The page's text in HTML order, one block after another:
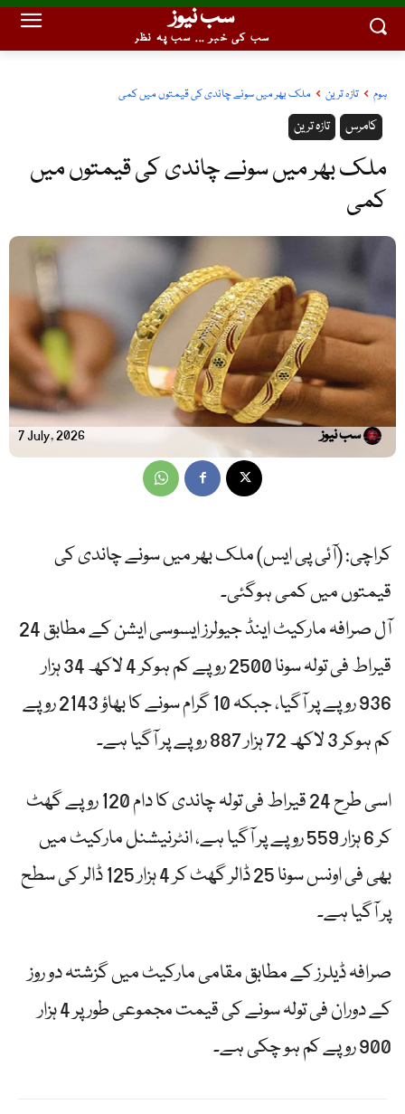
سب نیوز
سب کی خبر ... سب پہ نظر
ہوم تازہ ترین ملک بھر میں سونے چاندی کی قیمتوں میں کمی
تازہ ترین کامرس
ملک بھر میں سونے چاندی کی قیمتوں میں
کمی
7 July, 2026 سب نیوز
کراچی: (آئی پی ایس) ملک بھر میں سونے چاندی کی
قیمتوں میں کمی ہوگئی۔
آل صرافہ مارکیٹ اینڈ جیولرز ایسوسی ایشن کے مطابق 24
قیراط فی تولہ سونا 2500 روپے کم ہوکر 4 لاکھ 34 ہزار
936 روپے پر آگیا، جبکہ 10 گرام سونے کا بھاؤ 2143 روپے
کم ہوکر 3 لاکھ 72 ہزار 887 روپے پر آگیا ہے۔
اسی طرح 24 قیراط فی تولہ چاندی کا دام 120 روپے گھٹ
کر 6 ہزار 559 روپے پر آگیا ہے، انٹرنیشنل مارکیٹ میں
بھی فی اونس سونا 25 ڈالر گھٹ کر 4 ہزار 125 ڈالر کی سطح
پر آگیا ہے۔
صرافہ ڈیلرز کے مطابق مقامی مارکیٹ میں گزشتہ دو روز
کے دوران فی تولہ سونے کی قیمت مجموعی طور پر 4 ہزار
900 روپے کم ہو چکی ہے۔